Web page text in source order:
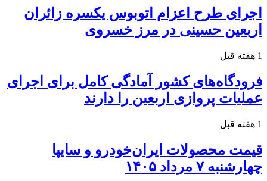
اجرای طرح اعزام اتوبوس یکسره زائران
اربعین حسینی در مرز خسروی
1 هفته قبل
فرودگاه‌های کشور آمادگی کامل برای اجرای
عملیات پروازی اربعین را دارند
1 هفته قبل
قیمت محصولات ایران‌خودرو و سایپا
چهارشنبه ۷ مرداد ۱۴۰۵